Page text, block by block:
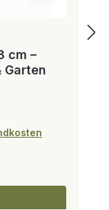
cm –
Garten